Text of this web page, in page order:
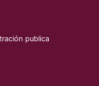
publica